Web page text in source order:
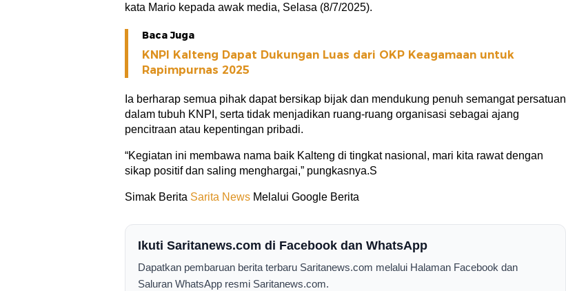
kata Mario kepada awak media, Selasa (8/7/2025).
Baca Juga
KNPI Kalteng Dapat Dukungan Luas dari OKP Keagamaan untuk
Rapimpurnas 2025
Ia berharap semua pihak dapat bersikap bijak dan mendukung penuh semangat persatuan
dalam tubuh KNPI, serta tidak menjadikan ruang-ruang organisasi sebagai ajang
pencitraan atau kepentingan pribadi.
“Kegiatan ini membawa nama baik Kalteng di tingkat nasional, mari kita rawat dengan
sikap positif dan saling menghargai,” pungkasnya.S
Simak Berita Sarita News Melalui Google Berita
Ikuti Saritanews.com di Facebook dan WhatsApp
Dapatkan pembaruan berita terbaru Saritanews.com melalui Halaman Facebook dan
Saluran WhatsApp resmi Saritanews.com.